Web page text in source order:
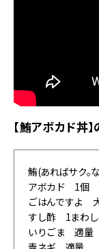
【鮪アボカド丼
鮪(あればサク。
アボカド 1個
ごはんですよ
すし酢 1まわ
いりごま 適量